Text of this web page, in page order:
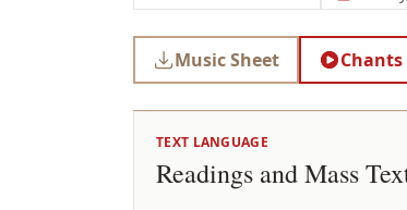
Music Sheet
TEXT LANGUAGE
Readings and Mass